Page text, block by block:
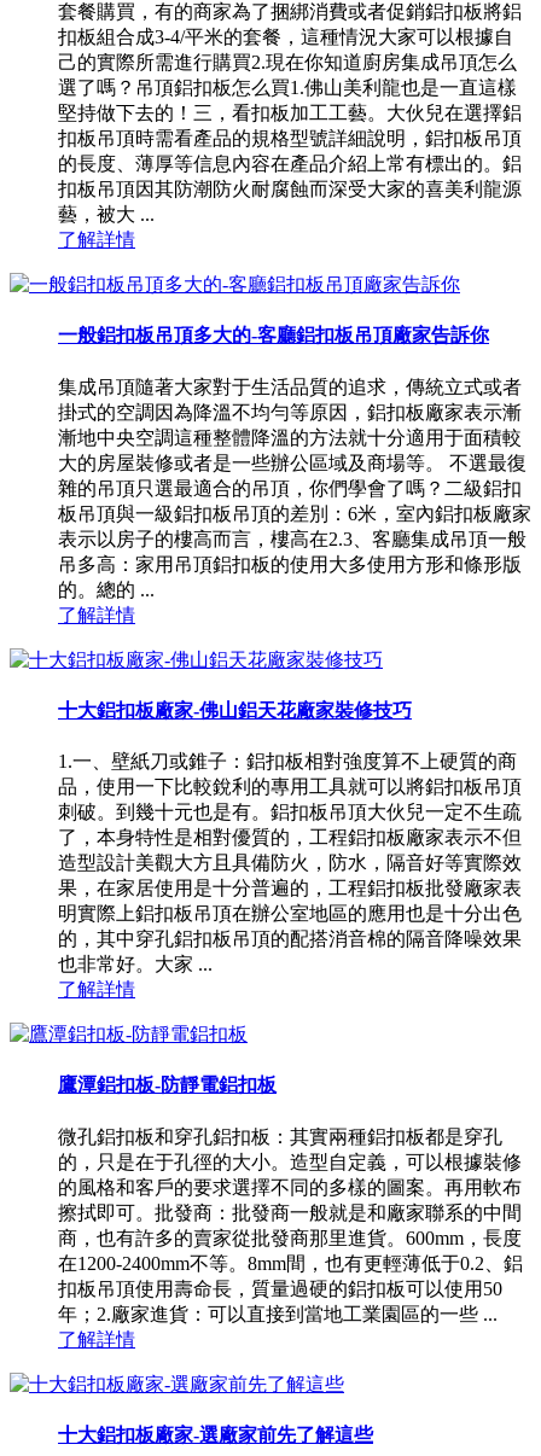
套餐購買，有的商家為了捆綁消費或者促銷鋁扣板將鋁
扣板組合成3-4/平米的套餐，這種情況大家可以根據自
己的實際所需進行購買2.現在你知道廚房集成吊頂怎么
選了嗎？吊頂鋁扣板怎么買1.佛山美利龍也是一直這樣
堅持做下去的！三，看扣板加工工藝。大伙兒在選擇鋁
扣板吊頂時需看產品的規格型號詳細說明，鋁扣板吊頂
的長度、薄厚等信息內容在產品介紹上常有標出的。鋁
扣板吊頂因其防潮防火耐腐蝕而深受大家的喜美利龍源
藝，被大 ...
了解詳情
一般鋁扣板吊頂多大的-客廳鋁扣板吊頂廠家告訴你
集成吊頂隨著大家對于生活品質的追求，傳統立式或者
掛式的空調因為降溫不均勻等原因，鋁扣板廠家表示漸
漸地中央空調這種整體降溫的方法就十分適用于面積較
大的房屋裝修或者是一些辦公區域及商場等。 不選最復
雜的吊頂只選最適合的吊頂，你們學會了嗎？二級鋁扣
板吊頂與一級鋁扣板吊頂的差別：6米，室內鋁扣板廠家
表示以房子的樓高而言，樓高在2.3、客廳集成吊頂一般
吊多高：家用吊頂鋁扣板的使用大多使用方形和條形版
的。總的 ...
了解詳情
十大鋁扣板廠家-佛山鋁天花廠家裝修技巧
1.一、壁紙刀或錐子：鋁扣板相對強度算不上硬質的商
品，使用一下比較銳利的專用工具就可以將鋁扣板吊頂
刺破。到幾十元也是有。鋁扣板吊頂大伙兒一定不生疏
了，本身特性是相對優質的，工程鋁扣板廠家表示不但
造型設計美觀大方且具備防火，防水，隔音好等實際效
果，在家居使用是十分普遍的，工程鋁扣板批發廠家表
明實際上鋁扣板吊頂在辦公室地區的應用也是十分出色
的，其中穿孔鋁扣板吊頂的配搭消音棉的隔音降噪效果
也非常好。大家 ...
了解詳情
鷹潭鋁扣板-防靜電鋁扣板
微孔鋁扣板和穿孔鋁扣板：其實兩種鋁扣板都是穿孔
的，只是在于孔徑的大小。造型自定義，可以根據裝修
的風格和客戶的要求選擇不同的多樣的圖案。再用軟布
擦拭即可。批發商：批發商一般就是和廠家聯系的中間
商，也有許多的賣家從批發商那里進貨。600mm，長度
在1200-2400mm不等。8mm間，也有更輕薄低于0.2、鋁
扣板吊頂使用壽命長，質量過硬的鋁扣板可以使用50
年；2.廠家進貨：可以直接到當地工業園區的一些 ...
了解詳情
十大鋁扣板廠家-選廠家前先了解這些